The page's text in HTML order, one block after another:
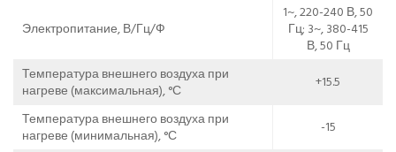
Электропитание, В/Гц/Ф
1~, 220-240 В, 50
Гц; 3~, 380-415
В, 50 Гц
Температура внешнего воздуха при
нагреве (максимальная), °С
+15.5
Температура внешнего воздуха при
нагреве (минимальная), °С
-15